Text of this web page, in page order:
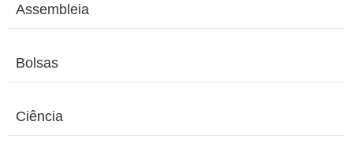
Assembleia
Bolsas
Ciência